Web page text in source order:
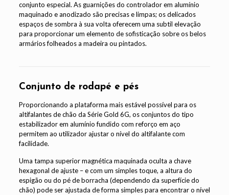
conjunto especial. As guarnições do controlador em alumínio
maquinado e anodizado são precisas e limpas; os delicados
espaços de sombra à sua volta oferecem uma subtil elevação
para proporcionar um elemento de sofisticação sobre os belos
armários folheados a madeira ou pintados.
Conjunto de rodapé e pés
Proporcionando a plataforma mais estável possível para os
altifalantes de chão da Série Gold 6G, os conjuntos do tipo
estabilizador em alumínio fundido com reforço em aço
permitem ao utilizador ajustar o nível do altifalante com
facilidade.
Uma tampa superior magnética maquinada oculta a chave
hexagonal de ajuste – e com um simples toque, a altura do
espigão ou do pé de borracha (dependendo da superfície do
chão) pode ser ajustada de forma simples para encontrar o nível